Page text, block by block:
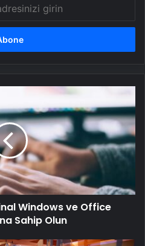
Windows ve Office
Sahip Olun